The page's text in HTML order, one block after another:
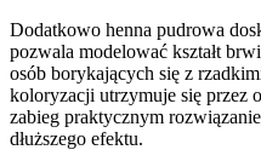
Dodatkowo henna pudrowa
pozwala modelować kształt
osób borykających się z
koloryzacji utrzymuje się przez
zabieg praktycznym
dłuższego efektu.